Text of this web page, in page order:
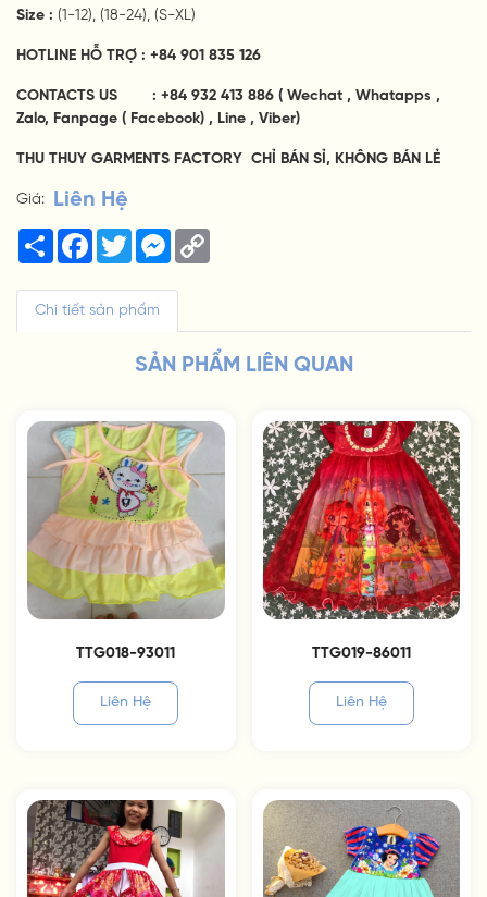
Size : (1-12), (18-24), (S-XL)
HOTLINE HỖ TRỢ : +84 901 835 126
CONTACTS US : +84 932 413 886 ( Wechat , Whatapps ,
Zalo, Fanpage ( Facebook) , Line , Viber)
THU THUY GARMENTS FACTORY CHỈ BÁN SỈ, KHÔNG BÁN LẺ
Giá: Liên Hệ
Share Facebook
TwitterMessenger
Chi tiết sản phẩm
SẢN PHẨM LIÊN QUAN
TTG018-93011
Liên Hệ
TTG019-86011
Liên Hệ